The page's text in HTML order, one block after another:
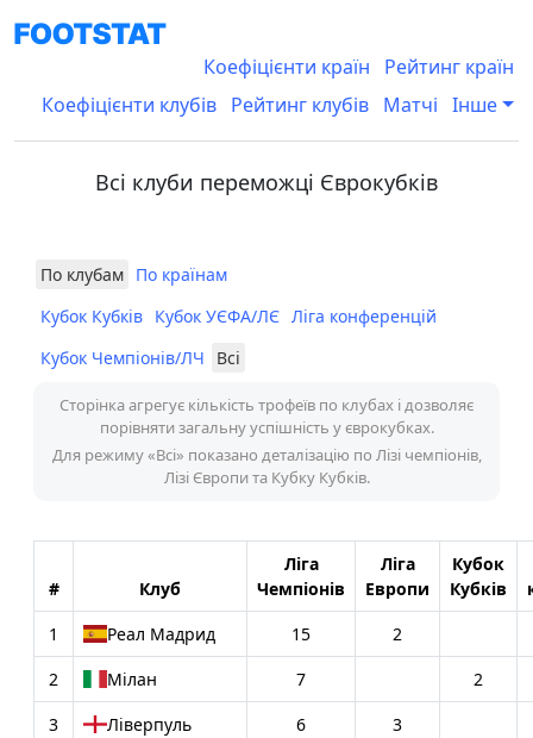
Коефіцієнти країн
Рейтинг країн
Коефіцієнти клубів Рейтинг клубів Матчі Інше
Всі клуби переможці Єврокубків
По клубам По країнам
Кубок Кубків Кубок УЄФА/ЛЄ Ліга конференцій
Кубок Чемпіонів/ЛЧ
Всі
Сторінка агрегує кількість трофеїв по клубах і дозволяє
порівняти загальну успішність у єврокубках.
Для режиму «Всі» показано деталізацію по Лізі чемпіонів,
Лізі Європи та Кубку Кубків.
# Клуб
Ліга
Чемпіонів
Ліга
Европи
Кубок
Кубків
1
Реал Мадрид 15
2
2
Мілан 7
2
3
Ліверпуль 6
3